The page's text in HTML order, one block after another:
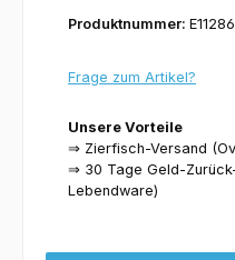
Produktnummer: E11286
Frage zum Artikel?
Unsere Vorteile
⇒ Zierfisch-Versand
⇒ 30 Tage Geld-
Lebendware)